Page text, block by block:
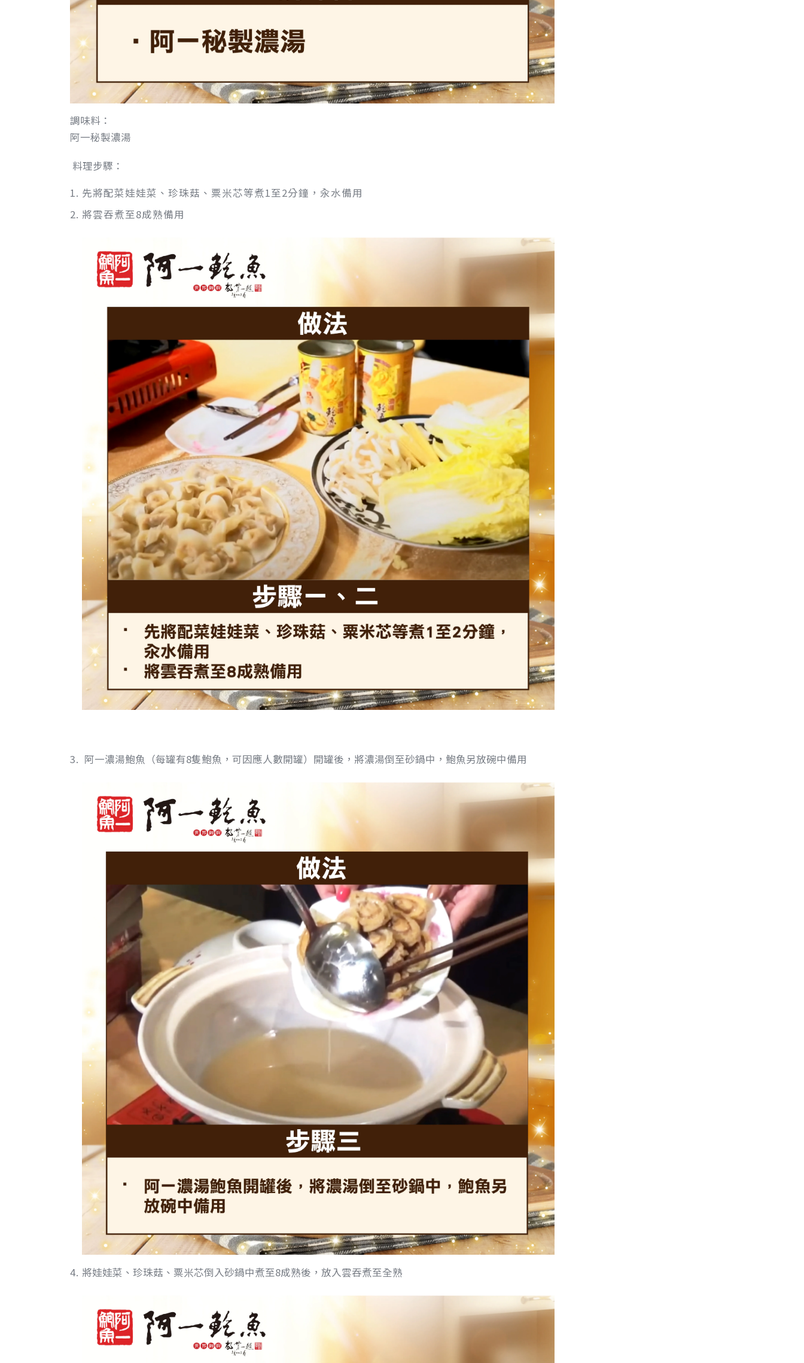
調味料：
阿一秘製濃湯
料理步驟：
先將配菜娃娃菜、珍珠菇、粟米芯等煮1至2分鐘，汆水備用
將雲吞煮至8成熟備用
阿一濃湯鮑魚（每罐有8隻鮑魚，可因應人數開罐）開罐後，將濃湯倒至砂鍋中，鮑魚另放碗中備用
將娃娃菜、珍珠菇、粟米芯倒入砂鍋中煮至8成熟後，放入雲吞煮至全熟